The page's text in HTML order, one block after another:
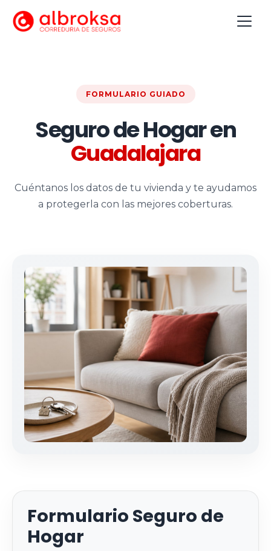
FORMULARIO GUIADO
Seguro de Hogar en
Guadalajara
Cuéntanos los datos de tu vivienda y te ayudamos
a protegerla con las mejores coberturas.
Formulario Seguro de
Hogar